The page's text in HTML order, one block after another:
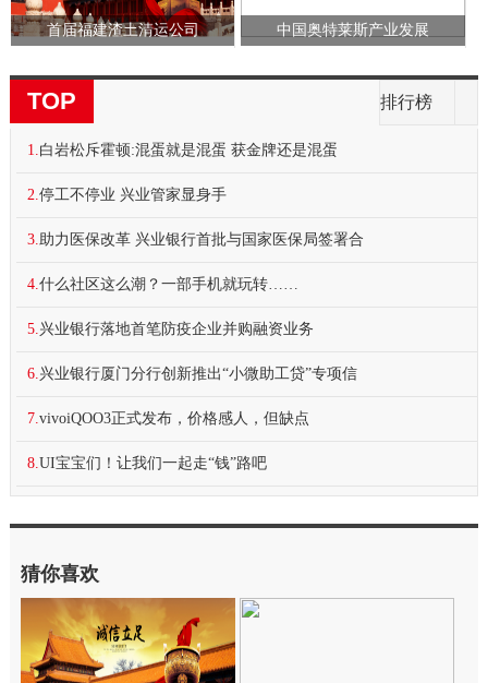
首届福建渣土清运公司 中国奥特莱斯产业发展
TOP 排行榜
1.白岩松斥霍顿:混蛋就是混蛋 获金牌还是混蛋
2.停工不停业 兴业管家显身手
3.助力医保改革 兴业银行首批与国家医保局签署合
4.什么社区这么潮？一部手机就玩转……
5.兴业银行落地首笔防疫企业并购融资业务
6.兴业银行厦门分行创新推出“小微助工贷”专项信
7.vivoiQOO3正式发布，价格感人，但缺点
8.UI宝宝们！让我们一起走“钱”路吧
猜你喜欢